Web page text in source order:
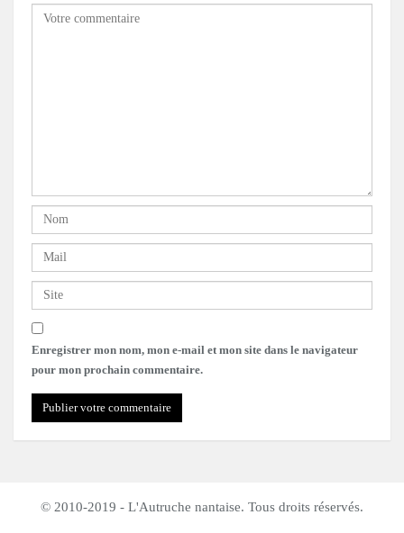
Enregistrer mon nom, mon e-mail et mon site dans le navigateur
pour mon prochain commentaire.
© 2010-2019 - L'Autruche nantaise. Tous droits réservés.